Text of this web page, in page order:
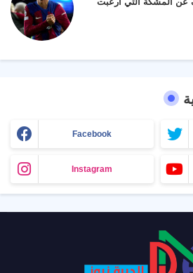
Facebook
Instagram